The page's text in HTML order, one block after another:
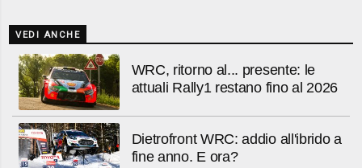
VEDI ANCHE
WRC, ritorno al... presente: le
attuali Rally1 restano fino al 2026
Dietrofront WRC: addio all'ibrido a
fine anno. E ora?